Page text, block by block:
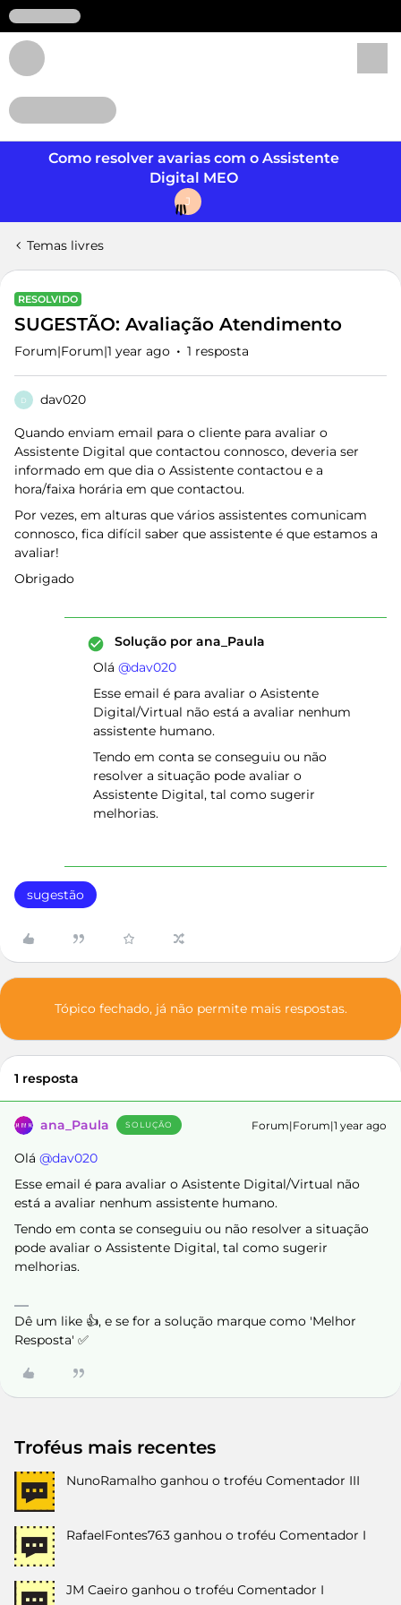
Como resolver avarias com o Assistente
Digital MEO
J
Temas livres
RESOLVIDO
SUGESTÃO: Avaliação Atendimento
Forum|Forum|1 year ago 1 resposta
D dav020
Quando enviam email para o cliente para avaliar o
Assistente Digital que contactou connosco, deveria ser
informado em que dia o Assistente contactou e a
hora/faixa horária em que contactou.
Por vezes, em alturas que vários assistentes comunicam
connosco, fica difícil saber que assistente é que estamos a
avaliar!
Obrigado
Solução por ana_Paula
Olá ​ @dav020
Esse email é para avaliar o Asistente
Digital/Virtual não está a avaliar nenhum
assistente humano.
Tendo em conta se conseguiu ou não
resolver a situação pode avaliar o
Assistente Digital, tal como sugerir
melhorias.
sugestão
Tópico fechado, já não permite mais respostas.
1 resposta
ana_Paula SOLUÇÃO Forum|Forum|1 year ago
Olá ​ @dav020
Esse email é para avaliar o Asistente Digital/Virtual não
está a avaliar nenhum assistente humano.
Tendo em conta se conseguiu ou não resolver a situação
pode avaliar o Assistente Digital, tal como sugerir
melhorias.
Dê um like 👍, e se for a solução marque como 'Melhor
Resposta' ✅
Troféus mais recentes
NunoRamalho ganhou o troféu Comentador III
RafaelFontes763 ganhou o troféu Comentador I
JM Caeiro ganhou o troféu Comentador I